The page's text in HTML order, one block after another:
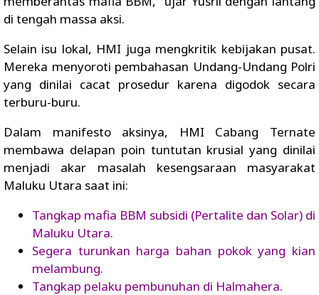
di tengah massa aksi.
Selain isu lokal, HMI juga mengkritik kebijakan pusat.
Mereka menyoroti pembahasan Undang-Undang Polri
yang dinilai cacat prosedur karena digodok secara
terburu-buru.
Dalam manifesto aksinya, HMI Cabang Ternate
membawa delapan poin tuntutan krusial yang dinilai
menjadi akar masalah kesengsaraan masyarakat
Maluku Utara saat ini:
Tangkap mafia BBM subsidi (Pertalite dan Solar) di
Maluku Utara.
Segera turunkan harga bahan pokok yang kian
melambung.
Tangkap pelaku pembunuhan di Halmahera.